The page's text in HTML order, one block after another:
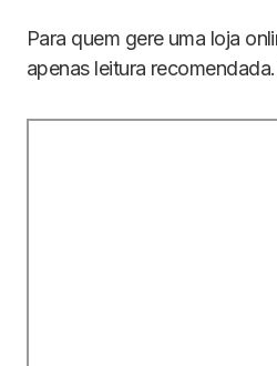
Para quem gere uma loja
apenas leitura